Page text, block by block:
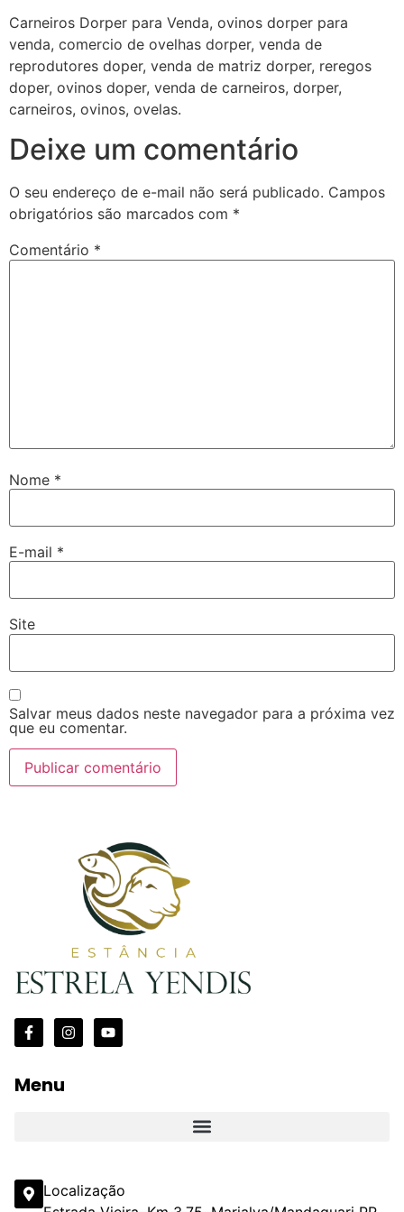
Carneiros Dorper para Venda, ovinos dorper para
venda, comercio de ovelhas dorper, venda de
reprodutores doper, venda de matriz dorper, reregos
doper, ovinos doper, venda de carneiros, dorper,
carneiros, ovinos, ovelas.
Deixe um comentário
O seu endereço de e-mail não será publicado. Campos
obrigatórios são marcados com *
Comentário *
Nome *
E-mail *
Site
Salvar meus dados neste navegador para a próxima vez
que eu comentar.
Menu
Localização